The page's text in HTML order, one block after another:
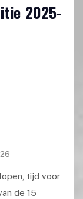
2025-
tijd voor
de 15